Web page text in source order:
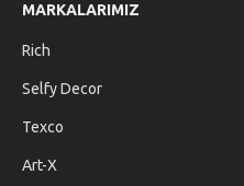
MARKALARIMIZ
Rich
Selfy Decor
Texco
Art-X